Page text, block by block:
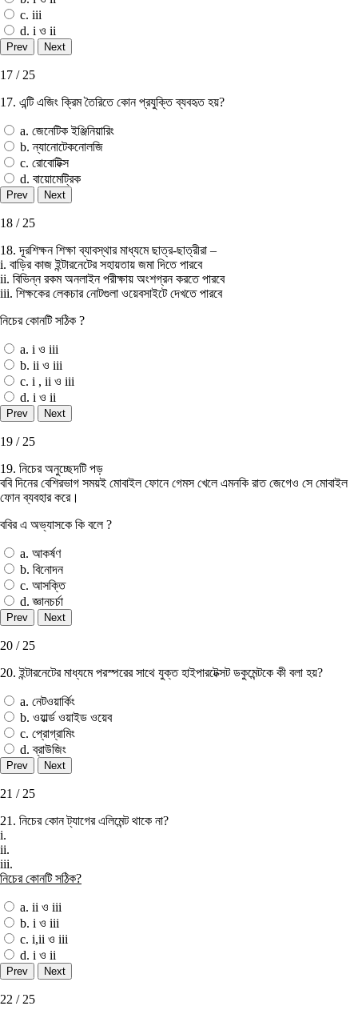
c. iii
d. i ও ii
17 / 25
17. এন্টি এজিং ক্রিম তৈরিতে কোন প্রযুক্তি ব্যবহৃত হয়?
a. জেনেটিক ইঞ্জিনিয়ারিং
b. ন্যানােটেকনােলজি
c. রোবোটিক্স
d. বায়োমেট্রিক
18 / 25
18. দূরশিক্ষন শিক্ষা ব্যাবস্থার মাধ্যমে ছাত্র-ছাত্রীরা –
i. বাড়ির কাজ ইন্টারনেটের সহায়তায় জমা দিতে পারবে
ii. বিভিন্ন রকম অনলাইন পরীক্ষায় অংশগ্রন করতে পারবে
iii. শিক্ষকের লেকচার নোটগুলা ওয়েবসাইটে দেখতে পারবে
নিচের কোনটি সঠিক ?
a. i ও iii
b. ii ও iii
c. i , ii ও iii
d. i ও ii
19 / 25
19. নিচের অনুচ্ছেদটি পড়
ববি দিনের বেশিরভাগ সময়ই মােবাইল ফোনে গেমস খেলে এমনকি রাত জেগেও সে মােবাইল
ফোন ব্যবহার করে।
ববির এ অভ্যাসকে কি বলে ?
a. আকর্ষণ
b. বিনোদন
c. আসক্তি
d. জ্ঞানচর্চা
20 / 25
20. ইন্টারনেটের মাধ্যমে পরস্পরের সাথে যুক্ত হাইপারটেক্সট ডকুমেন্টকে কী বলা হয়?
a. নেটওয়ার্কিং
b. ওয়ার্ল্ড ওয়াইড ওয়েব
c. প্রােগ্রামিং
d. ব্রাউজিং
21 / 25
21. নিচের কোন ট্যাগের এলিমেন্ট থাকে না?
i.
ii.
iii.
নিচের কোনটি সঠিক?
a. ii ও iii
b. i ও iii
c. i,ii ও iii
d. i ও ii
22 / 25